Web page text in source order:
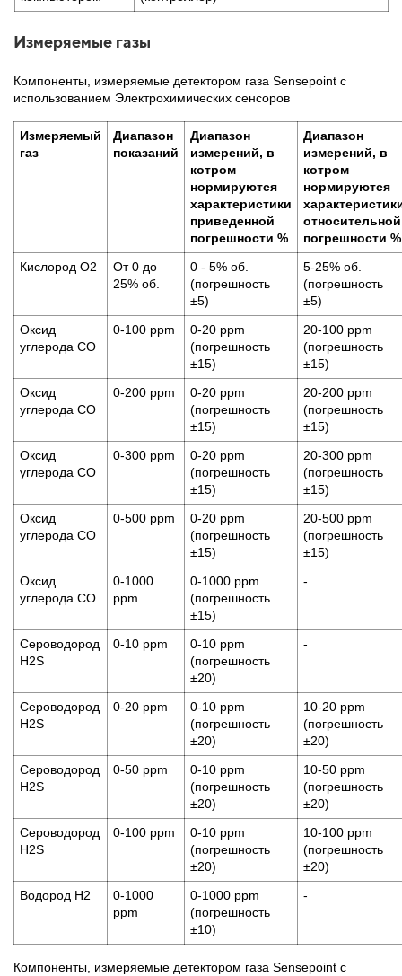
Измеряемые газы
Компоненты, измеряемые детектором газа Sensepoint c
использованием Электрохимических сенсоров
Измеряемый
газ
Диапазон
показаний
Диапазон
измерений, в
котром
нормируются
характеристики
приведенной
погрешности %
Диапазон
измерений, в
котром
нормируются
относительной
погрешности %
Кислород О2
От 0 до
25% об.
0 - 5% об.
(погрешность
±5)
5-25% об.
(погрешность
±5)
Оксид
углерода СО
0-100 ppm
0-20 ppm
(погрешность
±15)
20-100 ppm
(погрешность
±15)
Оксид
углерода СО
0-200 ppm
0-20 ppm
(погрешность
±15)
20-200 ppm
(погрешность
±15)
Оксид
углерода СО
0-300 ppm
0-20 ppm
(погрешность
±15)
20-300 ppm
(погрешность
±15)
Оксид
углерода СО
0-500 ppm
0-20 ppm
(погрешность
±15)
20-500 ppm
(погрешность
±15)
Оксид
углерода СО
0-1000
ppm
0-1000 ppm
(погрешность
±15)
-
Сероводород
H2S
0-10 ppm
0-10 ppm
(погрешность
±20)
-
Сероводород
H2S
0-20 ppm
0-10 ppm
(погрешность
±20)
10-20 ppm
(погрешность
±20)
Сероводород
H2S
0-50 ppm
0-10 ppm
(погрешность
±20)
10-50 ppm
(погрешность
±20)
Сероводород
H2S
0-100 ppm
0-10 ppm
(погрешность
±20)
10-100 ppm
(погрешность
±20)
Водород Н2
0-1000
ppm
0-1000 ppm
(погрешность
±10)
-
Компоненты, измеряемые детектором газа Sensepoint c